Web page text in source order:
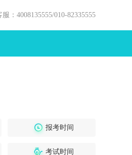
：4008135555/010-82335555
报考时间
考试时间